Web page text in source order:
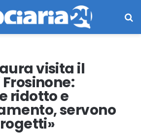
visita il
ridotto e
servono